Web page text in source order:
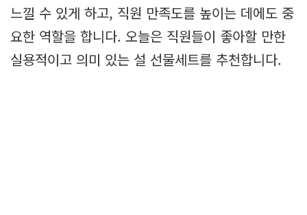
느낄 수 있게 하고, 직원 만족도를 높이는 데에도 중
요한 역할을 합니다. 오늘은 직원들이 좋아할 만한
실용적이고 의미 있는 설 선물세트를 추천합니다.